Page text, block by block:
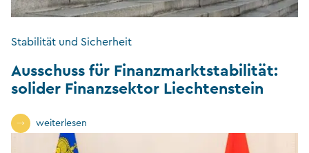
Stabilität und Sicherheit
Ausschuss für Finanzmarktstabilität:
solider Finanzsektor Liechtenstein
weiterlesen